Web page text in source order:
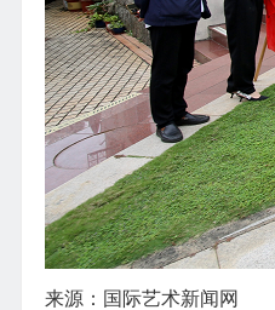
来源：国际艺术新闻网